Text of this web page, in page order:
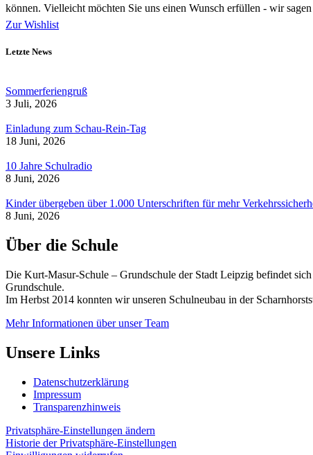
können. Vielleicht möchten Sie uns einen Wunsch erfüllen - wir
Zur Wishlist
Letzte News
Sommerferiengruß
3 Juli, 2026
Einladung zum Schau-Rein-Tag
18 Juni, 2026
10 Jahre Schulradio
8 Juni, 2026
Kinder übergeben über 1.000 Unterschriften für mehr
8 Juni, 2026
Über die Schule
Die Kurt-Masur-Schule – Grundschule der Stadt Leipzig befindet
Grundschule.
Im Herbst 2014 konnten wir unseren Schulneubau in der
Mehr Informationen über unser Team
Unsere Links
Datenschutzerklärung
Impressum
Transparenzhinweis
Privatsphäre-Einstellungen ändern
Historie der Privatsphäre-Einstellungen